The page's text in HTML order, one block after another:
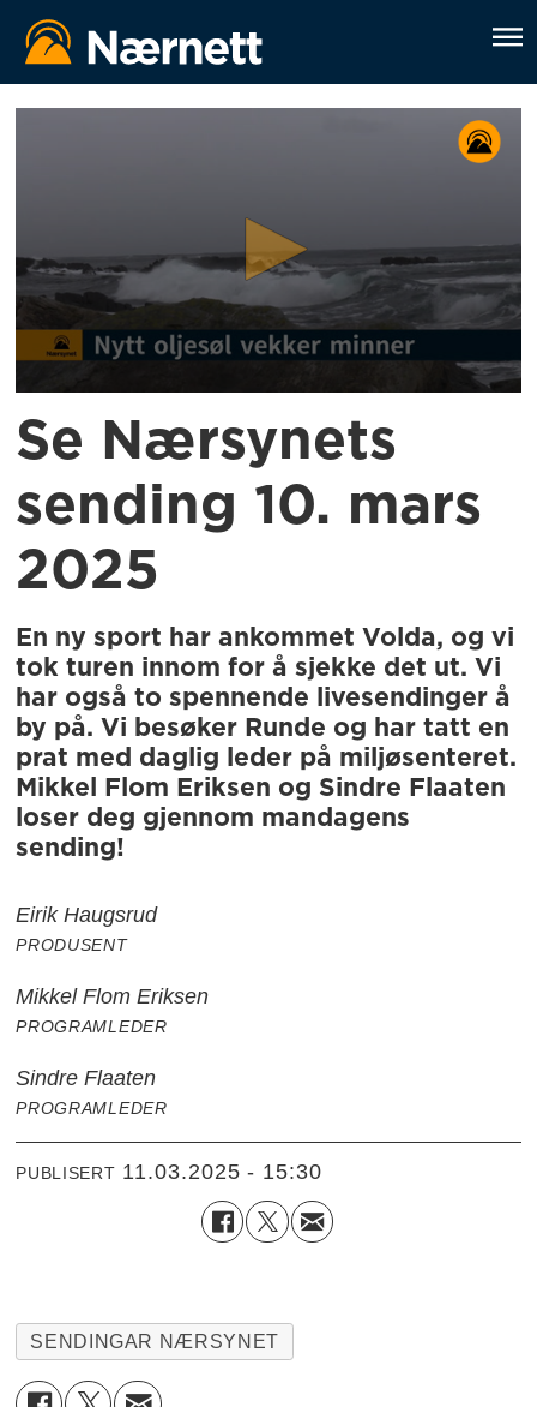
Se Nærsynets
sending 10. mars
2025
En ny sport har ankommet Volda, og vi
tok turen innom for å sjekke det ut. Vi
har også to spennende livesendinger å
by på. Vi besøker Runde og har tatt en
prat med daglig leder på miljøsenteret.
Mikkel Flom Eriksen og Sindre Flaaten
loser deg gjennom mandagens
sending!
Eirik Haugsrud
PRODUSENT
Mikkel Flom Eriksen
PROGRAMLEDER
Sindre Flaaten
PROGRAMLEDER
PUBLISERT 11.03.2025 - 15:30
SENDINGAR NÆRSYNET